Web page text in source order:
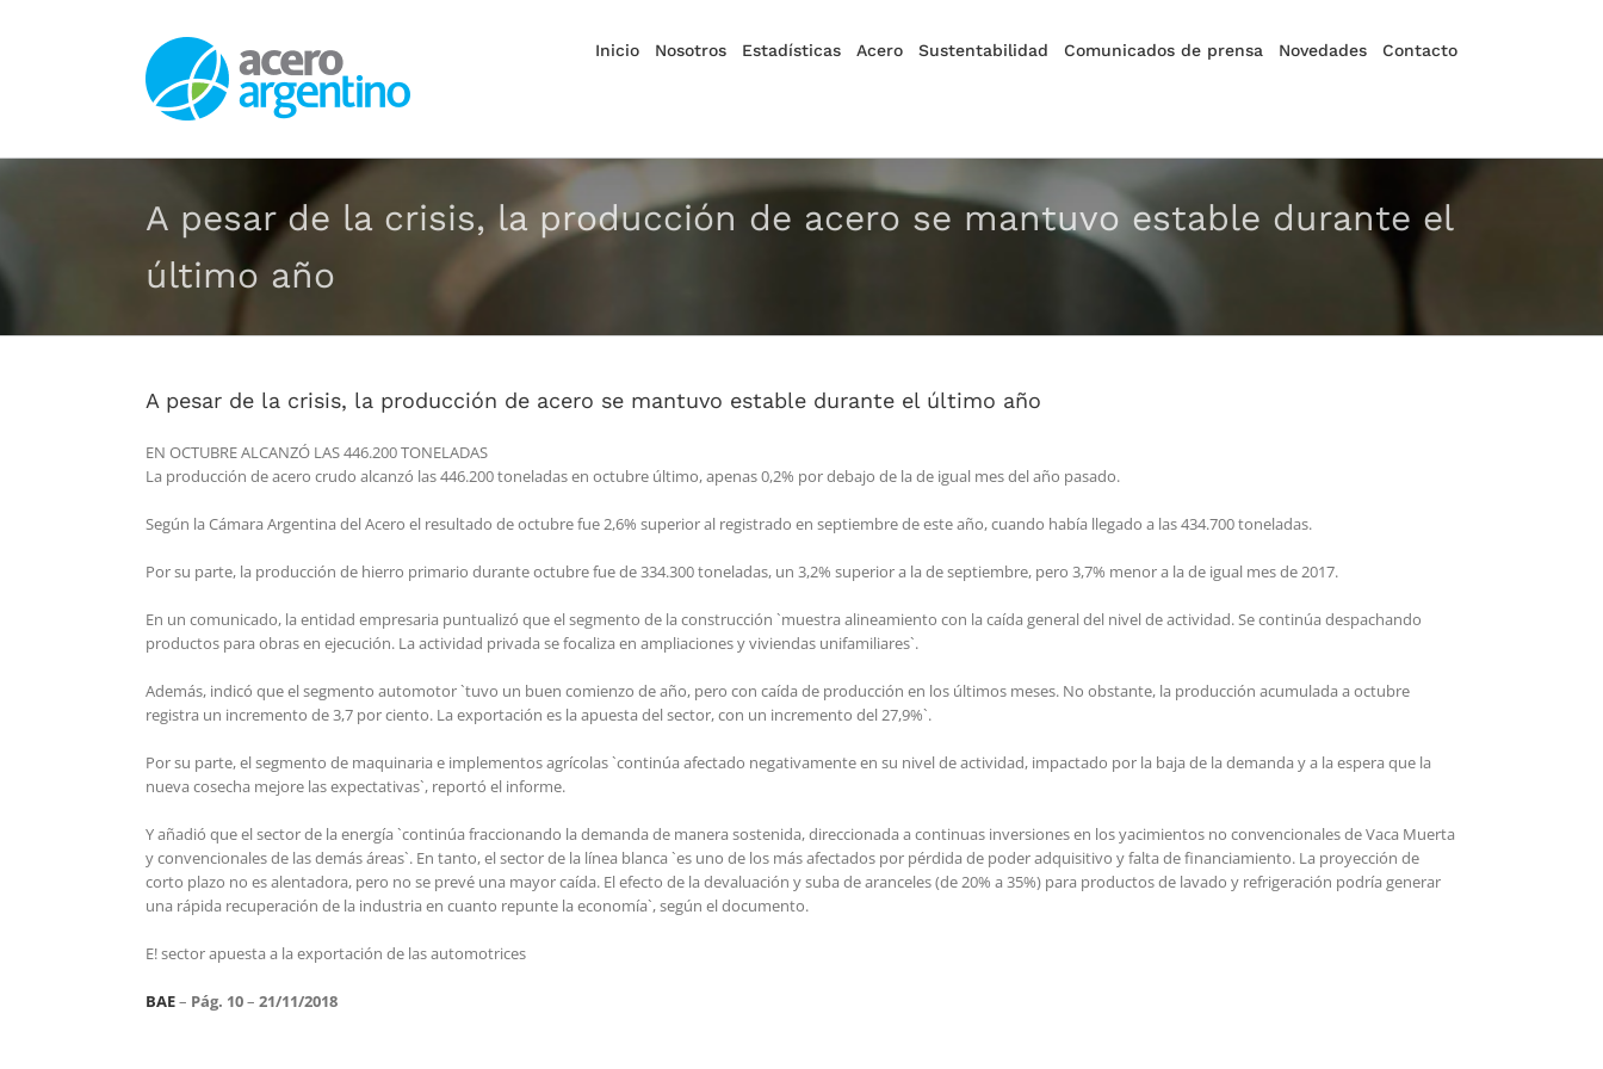
Inicio Nosotros Estadísticas Acero Sustentabilidad Comunicados de prensa Novedades Contacto
A pesar de la crisis, la producción de acero se mantuvo estable durante el
último año
A pesar de la crisis, la producción de acero se mantuvo estable durante el último año
EN OCTUBRE ALCANZÓ LAS 446.200 TONELADAS
La producción de acero crudo alcanzó las 446.200 toneladas en octubre último, apenas 0,2% por debajo de la de igual mes del año pasado.
Según la Cámara Argentina del Acero el resultado de octubre fue 2,6% superior al registrado en septiembre de este año, cuando había llegado a las 434.700 toneladas.
Por su parte, la producción de hierro primario durante octubre fue de 334.300 toneladas, un 3,2% superior a la de septiembre, pero 3,7% menor a la de igual mes de 2017.
En un comunicado, la entidad empresaria puntualizó que el segmento de la construcción `muestra alineamiento con la caída general del nivel de actividad. Se continúa despachando
productos para obras en ejecución. La actividad privada se focaliza en ampliaciones y viviendas unifamiliares`.
Además, indicó que el segmento automotor `tuvo un buen comienzo de año, pero con caída de producción en los últimos meses. No obstante, la producción acumulada a octubre
registra un incremento de 3,7 por ciento. La exportación es la apuesta del sector, con un incremento del 27,9%`.
Por su parte, el segmento de maquinaria e implementos agrícolas `continúa afectado negativamente en su nivel de actividad, impactado por la baja de la demanda y a la espera que la
nueva cosecha mejore las expectativas`, reportó el informe.
Y añadió que el sector de la energía `continúa fraccionando la demanda de manera sostenida, direccionada a continuas inversiones en los yacimientos no convencionales de Vaca Muerta
y convencionales de las demás áreas`. En tanto, el sector de la línea blanca `es uno de los más afectados por pérdida de poder adquisitivo y falta de financiamiento. La proyección de
corto plazo no es alentadora, pero no se prevé una mayor caída. El efecto de la devaluación y suba de aranceles (de 20% a 35%) para productos de lavado y refrigeración podría generar
una rápida recuperación de la industria en cuanto repunte la economía`, según el documento.
E! sector apuesta a la exportación de las automotrices
BAE– Pág. 10– 21/11/2018